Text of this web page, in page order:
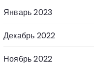
Январь 2023
Декабрь 2022
Ноябрь 2022